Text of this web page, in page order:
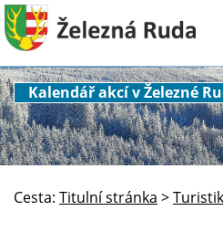
Kalendář akcí v Železné
Cesta: Titulní stránka >